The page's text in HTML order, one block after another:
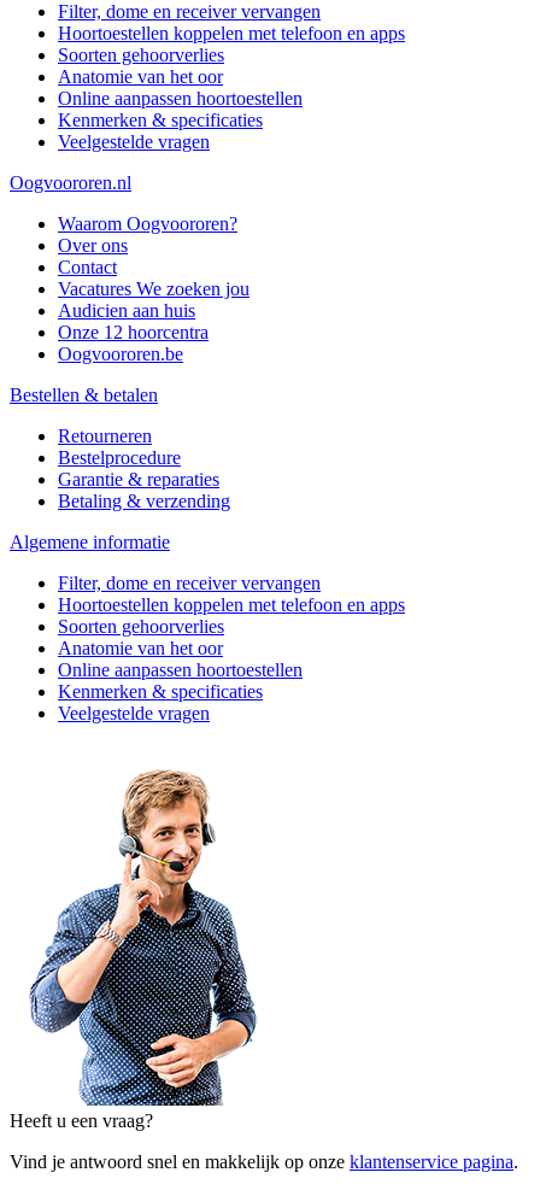
Filter, dome en receiver vervangen
Hoortoestellen koppelen met telefoon en apps
Soorten gehoorverlies
Anatomie van het oor
Online aanpassen hoortoestellen
Kenmerken & specificaties
Veelgestelde vragen
Oogvoororen.nl
Waarom Oogvoororen?
Over ons
Contact
Vacatures We zoeken jou
Audicien aan huis
Onze 12 hoorcentra
Oogvoororen.be
Bestellen & betalen
Retourneren
Bestelprocedure
Garantie & reparaties
Betaling & verzending
Algemene informatie
Filter, dome en receiver vervangen
Hoortoestellen koppelen met telefoon en apps
Soorten gehoorverlies
Anatomie van het oor
Online aanpassen hoortoestellen
Kenmerken & specificaties
Veelgestelde vragen
Heeft u een vraag?
Vind je antwoord snel en makkelijk op onze klantenservice pagina.